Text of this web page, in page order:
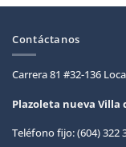
Contáctanos
Carrera 81 #32-136
Plazoleta nueva Villa
Teléfono fijo: (604) 322